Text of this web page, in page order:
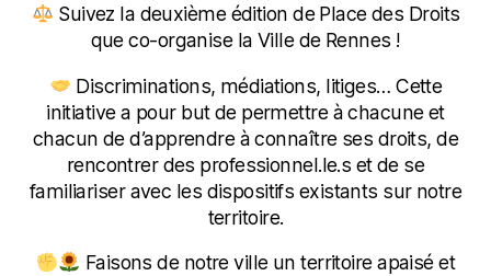
Suivez la deuxième édition de Place des Droits
que co-organise la Ville de Rennes !
Discriminations, médiations, litiges… Cette
initiative a pour but de permettre à chacune et
chacun de d’apprendre à connaître ses droits, de
rencontrer des professionnel.le.s et de se
familiariser avec les dispositifs existants sur notre
territoire.
Faisons de notre ville un territoire apaisé et